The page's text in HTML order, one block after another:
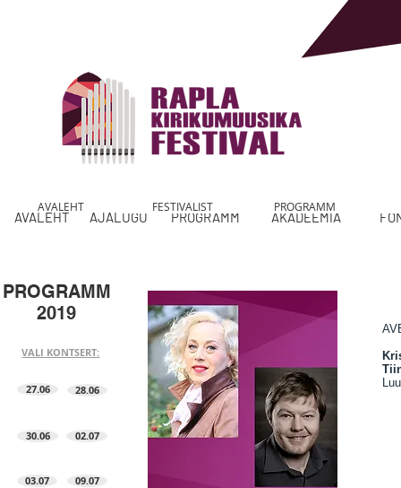
AVALEHT AJALUGU PROGRAMM AKADEEMIA
AVALEHT FESTIVALIST PROGRAMM
PROGRAMM
2019
VALI KONTSERT:
27.06
30.06
03.07
28.06
02.07
09.07